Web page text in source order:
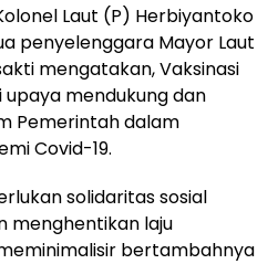
Laut (P) Herbiyantoko
penyelenggara Mayor Laut
mengatakan, Vaksinasi
mendukung dan
Pemerintah dalam
Covid-19.
solidaritas sosial
menghentikan laju
bertambahnya